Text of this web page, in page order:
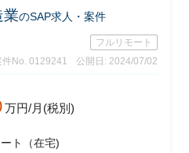
業のSAP求人・案件
フルリモート
件No. 0129241
公開日: 2024/07/02
万円/月(税別)
ト（在宅)